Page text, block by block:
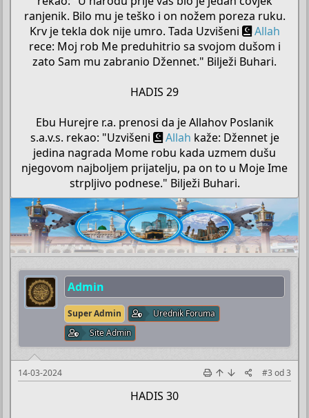
ranjenik. Bilo mu je teško i on nožem poreza ruku.
Krv je tekla dok nije umro. Tada Uzvišeni
Allah
rece: Moj rob Me preduhitrio sa svojom dušom i
zato Sam mu zabranio Džennet." Bilježi Buhari.
HADIS 29
Ebu Hurejre r.a. prenosi da je Allahov Poslanik
s.a.v.s. rekao: "Uzvišeni
Allah kaže: Džennet je
jedina nagrada Mome robu kada uzmem dušu
njegovom najboljem prijatelju, pa on to u Moje Ime
strpljivo podnese." Bilježi Buhari.​
Admin
Super Admin
Urednik Foruma
Site Admin
14-03-2024 #3 od3
HADIS 30